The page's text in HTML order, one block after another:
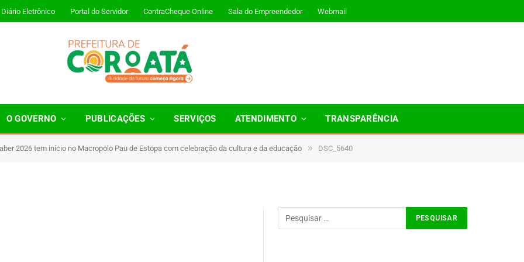
Diário Eletrônico Portal do Servidor ContraCheque Online Sala do Empreendedor Webmail
O GOVERNO PUBLICAÇÕES SERVIÇOS ATENDIMENTO TRANSPARÊNCIA
2026 tem início no Macropolo Pau de Estopa com celebração da cultura e da educação » DSC_5640